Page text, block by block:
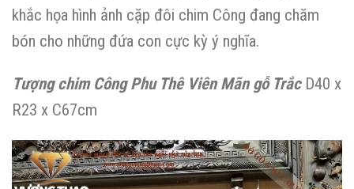
khắc họa hình ảnh cặp đôi chim Công đang chăm
bón cho những đứa con cực kỳ ý nghĩa.
Tượng chim Công Phu Thê Viên Mãn gỗ TrắcD40 x
R23 x C67cm